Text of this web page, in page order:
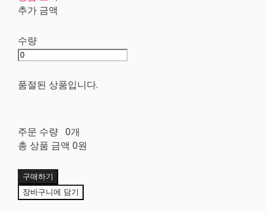
추가 금액
수량
품절된 상품입니다.
주문 수량 0개
총 상품 금액 0원
구매하기
장바구니에 담기